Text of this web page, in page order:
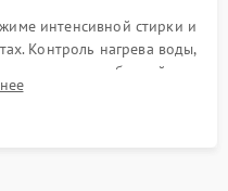
интенсивной стирки и
Контроль нагрева воды,
излишних вибраций,
под корпусом.